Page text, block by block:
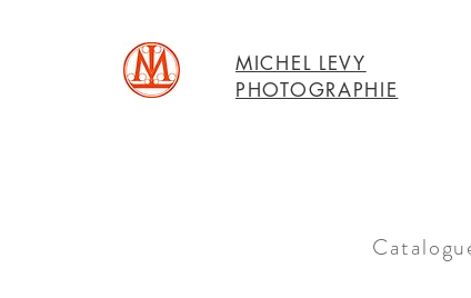
MICHEL LEVY
PHOTOGRAPHIE